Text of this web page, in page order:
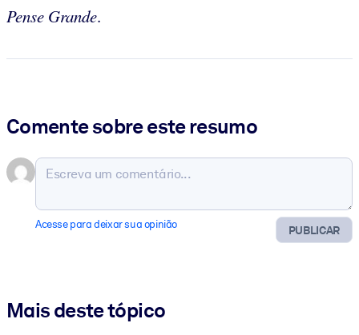
Pense Grande.
Comente sobre este resumo
PUBLICAR
Acesse para deixar sua opinião
Mais deste tópico